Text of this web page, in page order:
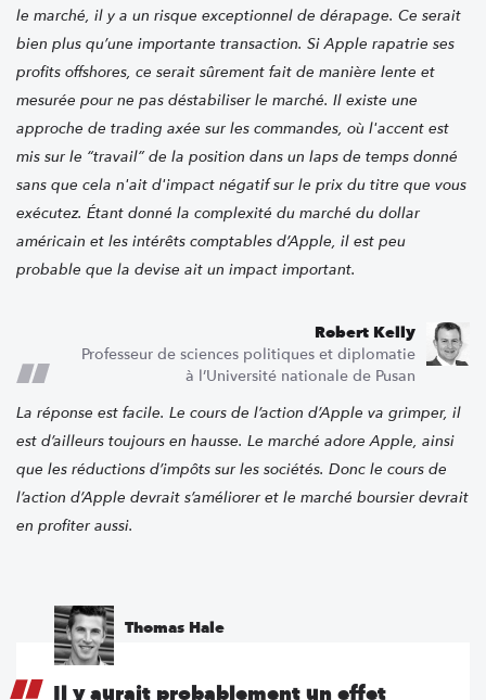
le marché, il y a un risque exceptionnel de dérapage. Ce serait
bien plus qu’une importante transaction. Si Apple rapatrie ses
profits offshores, ce serait sûrement fait de manière lente et
mesurée pour ne pas déstabiliser le marché. Il existe une
approche de trading axée sur les commandes, où l'accent est
mis sur le “travail” de la position dans un laps de temps donné
sans que cela n'ait d'impact négatif sur le prix du titre que vous
exécutez. Étant donné la complexité du marché du dollar
américain et les intérêts comptables d’Apple, il est peu
probable que la devise ait un impact important.
Robert Kelly
Professeur de sciences politiques et diplomatie
à l’Université nationale de Pusan
La réponse est facile. Le cours de l’action d’Apple va grimper, il
est d’ailleurs toujours en hausse. Le marché adore Apple, ainsi
que les réductions d’impôts sur les sociétés. Donc le cours de
l’action d’Apple devrait s’améliorer et le marché boursier devrait
en profiter aussi.
Thomas Hale
Il y aurait probablement un effet